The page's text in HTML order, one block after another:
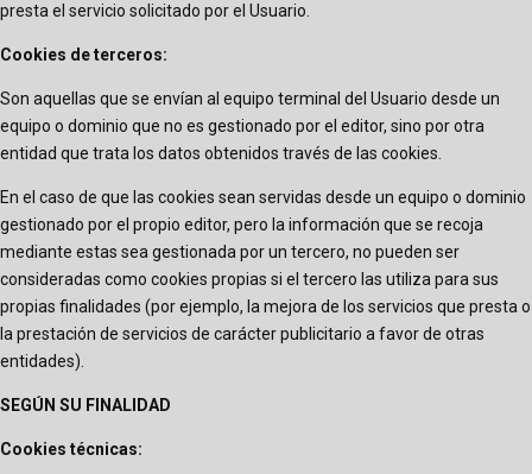
presta el servicio solicitado por el Usuario.
Cookies de terceros:
Son aquellas que se envían al equipo terminal del Usuario desde un
equipo o dominio que no es gestionado por el editor, sino por otra
entidad que trata los datos obtenidos través de las cookies.
En el caso de que las cookies sean servidas desde un equipo o dominio
gestionado por el propio editor, pero la información que se recoja
mediante estas sea gestionada por un tercero, no pueden ser
consideradas como cookies propias si el tercero las utiliza para sus
propias finalidades (por ejemplo, la mejora de los servicios que presta o
la prestación de servicios de carácter publicitario a favor de otras
entidades).
SEGÚN SU FINALIDAD
Cookies técnicas: